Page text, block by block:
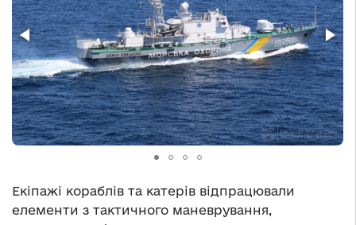
Екіпажі кораблів та катерів відпрацювали
елементи з тактичного маневрування,